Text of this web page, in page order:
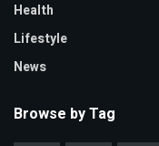
Health
Lifestyle
News
Browse by Tag